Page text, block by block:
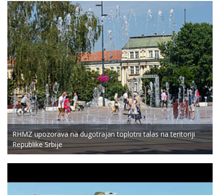
RHMZ upozorava na dugotrajan toplotni talas na teritoriji
Republike Srbije